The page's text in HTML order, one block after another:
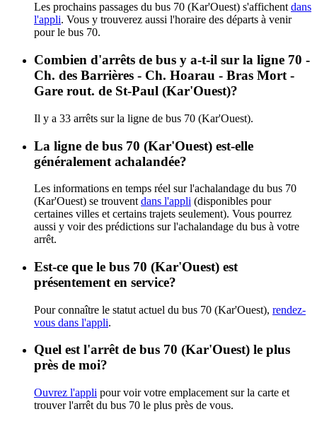
Les prochains passages du bus 70 (Kar'Ouest) s'affichent dans
l'appli. Vous y trouverez aussi l'horaire des départs à venir
pour le bus 70.
Combien d'arrêts de bus y a-t-il sur la ligne 70 -
Ch. des Barrières - Ch. Hoarau - Bras Mort -
Gare rout. de St-Paul (Kar'Ouest)?
Il y a 33 arrêts sur la ligne de bus 70 (Kar'Ouest).
La ligne de bus 70 (Kar'Ouest) est-elle
généralement achalandée?
Les informations en temps réel sur l'achalandage du bus 70
(Kar'Ouest) se trouvent dans l'appli (disponibles pour
certaines villes et certains trajets seulement). Vous pourrez
aussi y voir des prédictions sur l'achalandage du bus à votre
arrêt.
Est-ce que le bus 70 (Kar'Ouest) est
présentement en service?
Pour connaître le statut actuel du bus 70 (Kar'Ouest), rendez-
vous dans l'appli.
Quel est l'arrêt de bus 70 (Kar'Ouest) le plus
près de moi?
Ouvrez l'appli pour voir votre emplacement sur la carte et
trouver l'arrêt du bus 70 le plus près de vous.